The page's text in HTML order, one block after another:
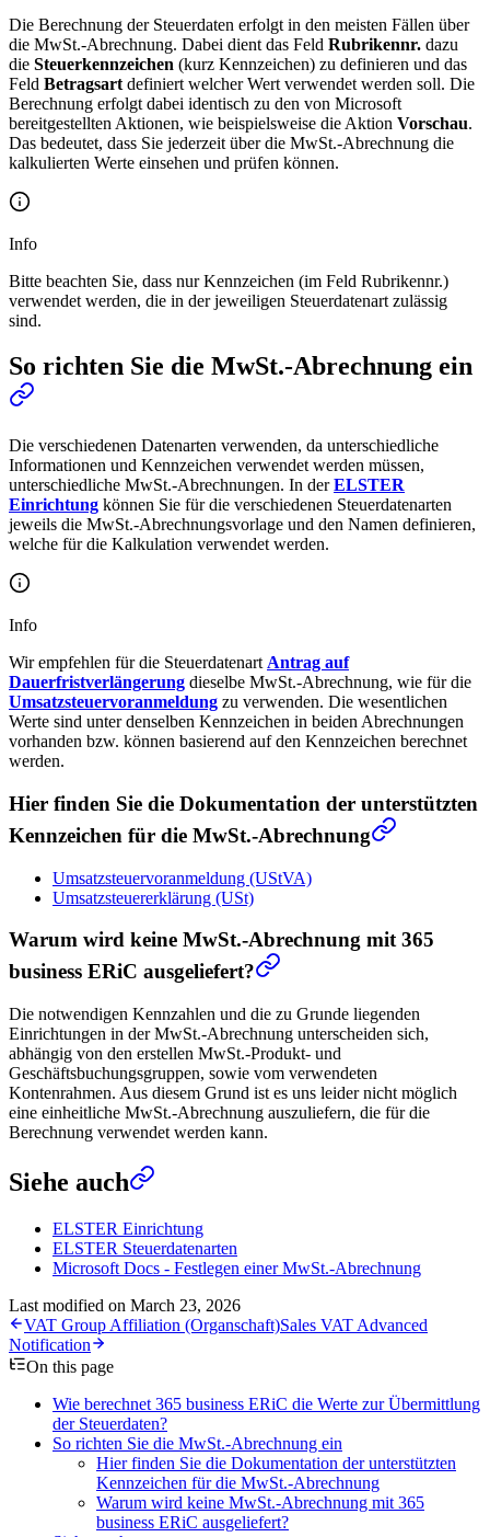
Die Berechnung der Steuerdaten erfolgt in den meisten Fällen über
die MwSt.-Abrechnung. Dabei dient das Feld Rubrikennr. dazu
die Steuerkennzeichen (kurz Kennzeichen) zu definieren und das
Feld Betragsart definiert welcher Wert verwendet werden soll. Die
Berechnung erfolgt dabei identisch zu den von Microsoft
bereitgestellten Aktionen, wie beispielsweise die Aktion Vorschau.
Das bedeutet, dass Sie jederzeit über die MwSt.-Abrechnung die
kalkulierten Werte einsehen und prüfen können.
Info
Bitte beachten Sie, dass nur Kennzeichen (im Feld Rubrikennr.)
verwendet werden, die in der jeweiligen Steuerdatenart zulässig
sind.
So richten Sie die MwSt.-Abrechnung ein
Die verschiedenen Datenarten verwenden, da unterschiedliche
Informationen und Kennzeichen verwendet werden müssen,
unterschiedliche MwSt.-Abrechnungen. In derELSTER
Einrichtung können Sie für die verschiedenen Steuerdatenarten
jeweils die MwSt.-Abrechnungsvorlage und den Namen definieren,
welche für die Kalkulation verwendet werden.
Info
Wir empfehlen für die Steuerdatenart Antrag auf
Dauerfristverlängerung dieselbe MwSt.-Abrechnung, wie für die
Umsatzsteuervoranmeldung zu verwenden. Die wesentlichen
Werte sind unter denselben Kennzeichen in beiden Abrechnungen
vorhanden bzw. können basierend auf den Kennzeichen berechnet
werden.
Hier finden Sie die Dokumentation der unterstützten
Kennzeichen für die MwSt.-Abrechnung
Umsatzsteuervoranmeldung (UStVA)
Umsatzsteuererklärung (USt)
Warum wird keine MwSt.-Abrechnung mit 365
business ERiC ausgeliefert?
Die notwendigen Kennzahlen und die zu Grunde liegenden
Einrichtungen in der MwSt.-Abrechnung unterscheiden sich,
abhängig von den erstellen MwSt.-Produkt- und
Geschäftsbuchungsgruppen, sowie vom verwendeten
Kontenrahmen. Aus diesem Grund ist es uns leider nicht möglich
eine einheitliche MwSt.-Abrechnung auszuliefern, die für die
Berechnung verwendet werden kann.
Siehe auch
ELSTER Einrichtung
ELSTER Steuerdatenarten
Microsoft Docs - Festlegen einer MwSt.-Abrechnung
Last modified on March 23, 2026
VAT Group Affiliation (Organschaft)Sales VAT Advanced
Notification
On this page
Wie berechnet 365 business ERiC die Werte zur Übermittlung
der Steuerdaten?
So richten Sie die MwSt.-Abrechnung ein
Hier finden Sie die Dokumentation der unterstützten
Kennzeichen für die MwSt.-Abrechnung
Warum wird keine MwSt.-Abrechnung mit 365
business ERiC ausgeliefert?